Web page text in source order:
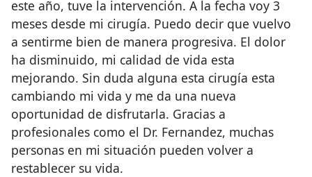
este año, tuve la intervención. A la fecha voy 3
meses desde mi cirugía. Puedo decir que vuelvo
a sentirme bien de manera progresiva. El dolor
ha disminuido, mi calidad de vida esta
mejorando. Sin duda alguna esta cirugía esta
cambiando mi vida y me da una nueva
oportunidad de disfrutarla. Gracias a
profesionales como el Dr. Fernandez, muchas
personas en mi situación pueden volver a
restablecer su vida.